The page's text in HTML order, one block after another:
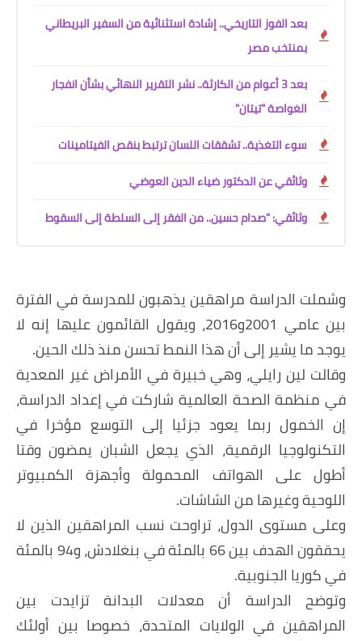
بعد الفوز التاريخي.. إشادة استثنائية من السفير البريطاني
بمنتخب مصر
بعد 3 أعوام من الكارثة.. نشر التقرير النهائي بشأن انفجار
الغواصة "تيتان"
سوء التغذية.. تشققات اللسان ترتبط بنقص الفيتامينات
وثائقي عن الدكتور ضياء الدين العوضي
وثائقي: "صدام حسين.. من الفقر إلى السلطة إلى السقوط
وشملت الدراسة مراهقين يذهبون للمدرسة في الفترة
بين عامي 2001و2016، ويقول القائمون عليها إنه لا
يوجد ما يشير إلى أن هذا النمط تحسن منذ ذلك الحين.
وقالت لين رايلي، وهي خبيرة في الأمراض غير المعدية
في منظمة الصحة العالمية شاركت في إعداد الدراسة،
إن الخمول ربما يعود جزئيا إلى التوسع مؤخرا في
التكنولوجيا الرقمية، الذي يجعل الشبان يمضون وقتا
أطول على الهواتف المحمولة وأجهزة الكمبيوتر
اللوحية وغيرها من الشاشات.
وعلى مستوى الدول، تراوحت نسب المراهقين الذين لا
يحققون الهدف بين 66 بالمئة في بنغلادش، و94 بالمئة
في كوريا الجنوبية.
وتوضح الدراسة أن معدلات البدانة تزايدت بين
المراهقين في الولايات المتحدة، خصوصا بين أولئك